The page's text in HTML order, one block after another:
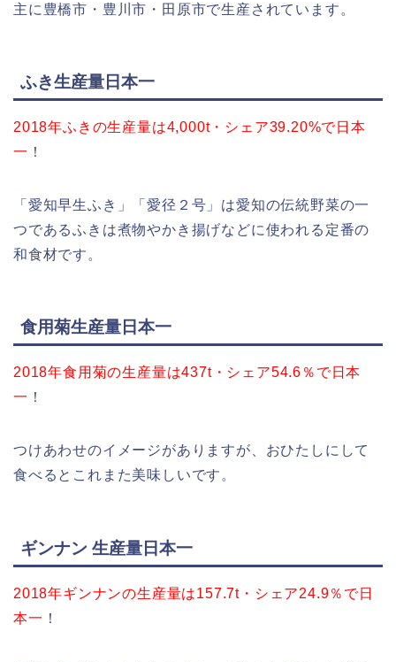
主に豊橋市・豊川市・田原市で生産されています。
ふき生産量日本一
2018年ふきの生産量は4,000t・シェア39.20%で日本
一 ！
「愛知早生ふき」「愛径２号」は愛知の伝統野菜の一
つであるふきは煮物やかき揚げなどに使われる定番の
和食材です。
食用菊生産量日本一
2018年食用菊の生産量は437t・シェア54.6％で日本
一 ！
つけあわせのイメージがありますが、おひたしにして
食べるとこれまた美味しいです。
ギンナン 生産量日本一
2018年ギンナンの生産量は157.7t・シェア24.9％で日
本一 ！